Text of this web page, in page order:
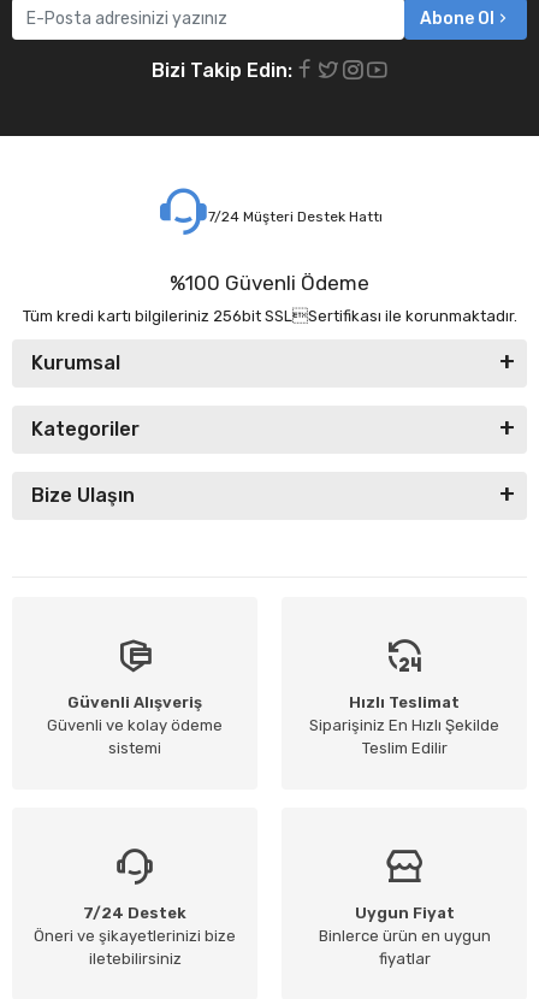
Abone Ol
Bizi Takip Edin:
7/24 Müşteri Destek Hattı
%100 Güvenli Ödeme
Tüm kredi kartı bilgileriniz 256bit SSLSertifikası ile korunmaktadır.
Kurumsal
Kategoriler
Bize Ulaşın
Güvenli Alışveriş
Güvenli ve kolay ödeme
sistemi
Hızlı Teslimat
Siparişiniz En Hızlı Şekilde
Teslim Edilir
7/24 Destek
Öneri ve şikayetlerinizi bize
iletebilirsiniz
Uygun Fiyat
Binlerce ürün en uygun
fiyatlar